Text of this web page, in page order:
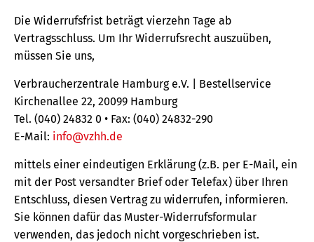
Die Widerrufsfrist beträgt vierzehn Tage ab
Vertragsschluss. Um Ihr Widerrufsrecht auszuüben,
müssen Sie uns,
Verbraucherzentrale Hamburg e.V. | Bestellservice
Kirchenallee 22, 20099 Hamburg
Tel. (040) 24832 0 • Fax: (040) 24832-290
E-Mail: info@vzhh.de
mittels einer eindeutigen Erklärung (z.B. per E-Mail, ein
mit der Post versandter Brief oder Telefax) über Ihren
Entschluss, diesen Vertrag zu widerrufen, informieren.
Sie können dafür das Muster-Widerrufsformular
verwenden, das jedoch nicht vorgeschrieben ist.